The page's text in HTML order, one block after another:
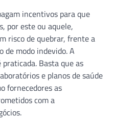
incentivos para que
por este ou aquele,
risco de quebrar, frente a
de modo indevido. A
Basta que as
e planos de saúde
fornecedores as
com a